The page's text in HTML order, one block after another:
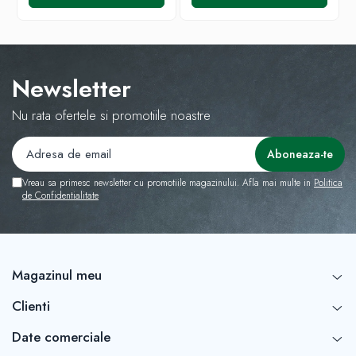
Newsletter
Nu rata ofertele si promotiile noastre
Vreau sa primesc newsletter cu promotiile magazinului. Afla mai multe in Politica
de Confidentialitate
Magazinul meu
Clienti
Date comerciale